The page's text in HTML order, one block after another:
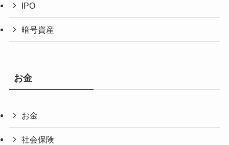
IPO
暗号資産
お金
お金
社会保険